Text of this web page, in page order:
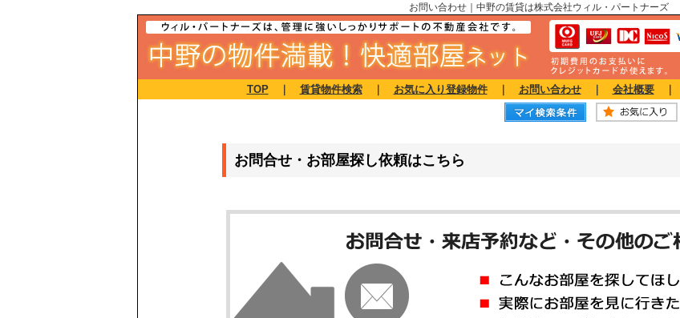
お問い合わせ｜中野の賃貸は株式会社ウィル・パートナーズ
TOP｜ 賃貸物件検索｜ お気に入り登録物件｜ お問い合わせ｜ 会社概要｜
お問合せ・お部屋探し依頼はこちら